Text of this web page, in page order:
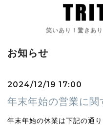
笑いあり！驚きあ
お知らせ
2024/12/19 17:00
年末年始の営業に関
年末年始の休業は下記の通り